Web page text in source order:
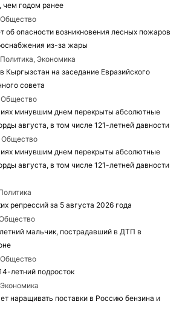
чем годом ранее
Общество
опасности возникновения лесных пожаров
из-за жары
Политика, Экономика
Кыргызстан на заседание Евразийского
совета
Общество
минувшим днем перекрыты абсолютные
августа, в том числе 121-летней давности
Общество
минувшим днем перекрыты абсолютные
августа, в том числе 121-летней давности
репрессий за 5 августа 2026 года
мальчик, пострадавший в ДТП в
Общество
летний подросток
Экономика
наращивать поставки в Россию бензина и